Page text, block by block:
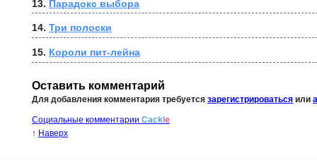
13. Парадокс выбора
14. Три полоски
15. Короли пит-лейна
Оставить комментарий
Для добавления комментария требуется зарегистрироваться или
Социальные комментарии Cackle
↑ Наверх